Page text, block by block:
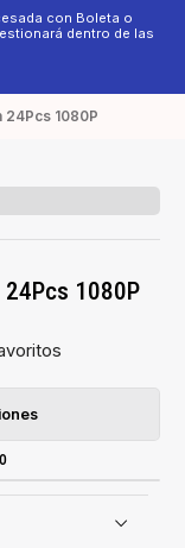
con Boleta o
dentro de las
24Pcs 1080P
24Pcs 1080P